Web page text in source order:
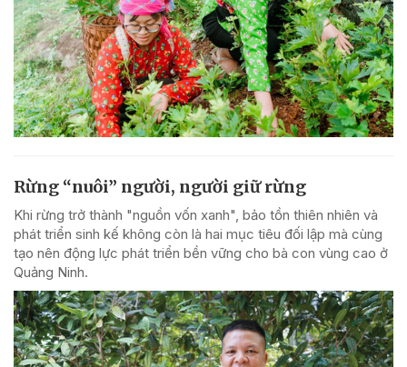
Rừng “nuôi” người, người giữ rừng
Khi rừng trở thành "nguồn vốn xanh", bảo tồn thiên nhiên và
phát triển sinh kế không còn là hai mục tiêu đối lập mà cùng
tạo nên động lực phát triển bền vững cho bà con vùng cao ở
Quảng Ninh.